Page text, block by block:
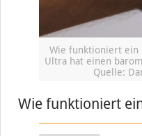
Wie funktioniert ein
Ultra hat einen
Quelle:
Wie funktioniert